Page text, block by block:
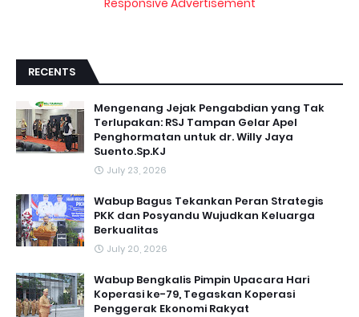
RECENTS
Mengenang Jejak Pengabdian yang Tak
Terlupakan: RSJ Tampan Gelar Apel
Penghormatan untuk dr. Willy Jaya
Suento.Sp.KJ
July 23, 2026
Wabup Bagus Tekankan Peran Strategis
PKK dan Posyandu Wujudkan Keluarga
Berkualitas
July 20, 2026
Wabup Bengkalis Pimpin Upacara Hari
Koperasi ke-79, Tegaskan Koperasi
Penggerak Ekonomi Rakyat